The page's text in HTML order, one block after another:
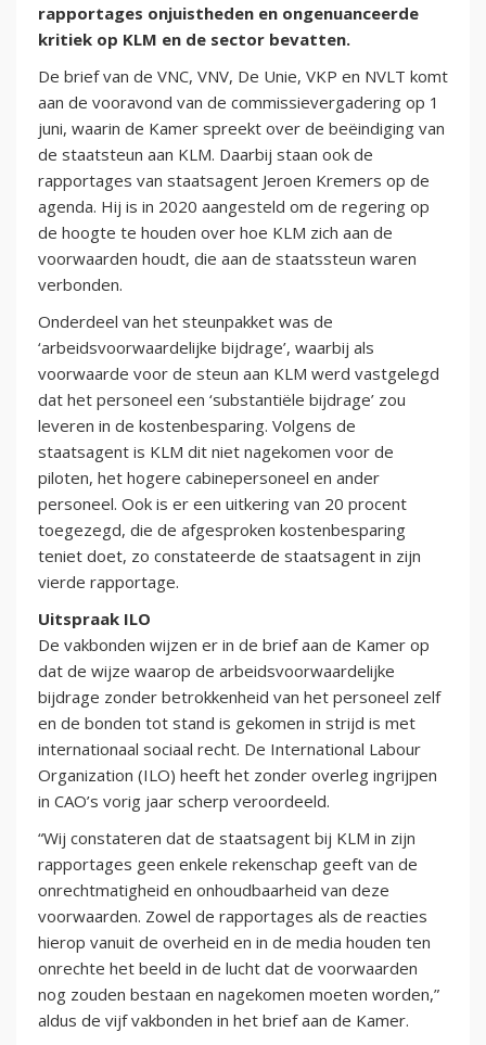
rapportages onjuistheden en ongenuanceerde
kritiek op KLM en de sector bevatten.
De brief van de VNC, VNV, De Unie, VKP en NVLT komt
aan de vooravond van de commissievergadering op 1
juni, waarin de Kamer spreekt over de beëindiging van
de staatsteun aan KLM. Daarbij staan ook de
rapportages van staatsagent Jeroen Kremers op de
agenda. Hij is in 2020 aangesteld om de regering op
de hoogte te houden over hoe KLM zich aan de
voorwaarden houdt, die aan de staatssteun waren
verbonden.
Onderdeel van het steunpakket was de
‘arbeidsvoorwaardelijke bijdrage’, waarbij als
voorwaarde voor de steun aan KLM werd vastgelegd
dat het personeel een ‘substantiële bijdrage’ zou
leveren in de kostenbesparing. Volgens de
staatsagent is KLM dit niet nagekomen voor de
piloten, het hogere cabinepersoneel en ander
personeel. Ook is er een uitkering van 20 procent
toegezegd, die de afgesproken kostenbesparing
teniet doet, zo constateerde de staatsagent in zijn
vierde rapportage.
Uitspraak ILO
De vakbonden wijzen er in de brief aan de Kamer op
dat de wijze waarop de arbeidsvoorwaardelijke
bijdrage zonder betrokkenheid van het personeel zelf
en de bonden tot stand is gekomen in strijd is met
internationaal sociaal recht. De International Labour
Organization (ILO) heeft het zonder overleg ingrijpen
in CAO’s vorig jaar scherp veroordeeld.
“Wij constateren dat de staatsagent bij KLM in zijn
rapportages geen enkele rekenschap geeft van de
onrechtmatigheid en onhoudbaarheid van deze
voorwaarden. Zowel de rapportages als de reacties
hierop vanuit de overheid en in de media houden ten
onrechte het beeld in de lucht dat de voorwaarden
nog zouden bestaan en nagekomen moeten worden,”
aldus de vijf vakbonden in het brief aan de Kamer.